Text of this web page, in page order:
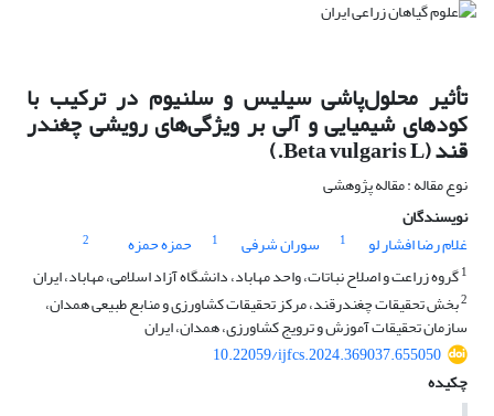
تأثیر محلول‌پاشی سیلیس و سلنیوم در ترکیب با
کودهای شیمیایی و آلی بر ویژگی‌های رویشی چغندر
قند (Beta vulgaris L.)
نوع مقاله : مقاله پژوهشی
نویسندگان
غلام رضا افشار لو
1 سوران شرفی 1 حمزه حمزه
2
1گروه زراعت و اصلاح نباتات، واحد مهاباد، دانشگاه آزاد اسلامی، مهاباد، ایران
2بخش تحقیقات چغندرقند، مرکز تحقیقات کشاورزی و منابع طبیعی همدان،
سازمان تحقیقات آموزش و ترویج کشاورزی، همدان، ایران
10.22059/ijfcs.2024.369037.655050
چکیده